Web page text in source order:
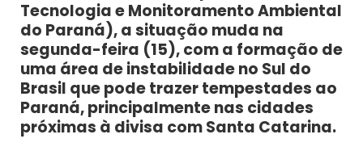
Tecnologia e Monitoramento Ambiental
do Paraná), a situação muda na
segunda-feira (15), com a formação de
uma área de instabilidade no Sul do
Brasil que pode trazer tempestades ao
Paraná, principalmente nas cidades
próximas à divisa com Santa Catarina.